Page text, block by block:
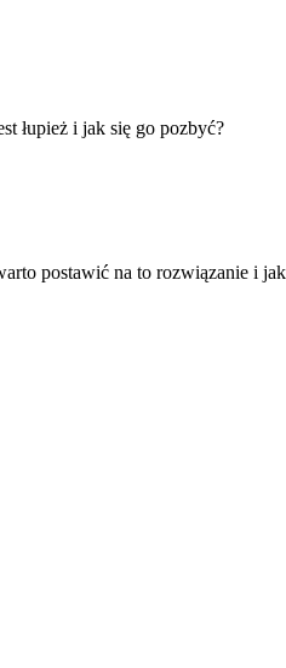
łupież i jak się go pozbyć?
postawić na to rozwiązanie i